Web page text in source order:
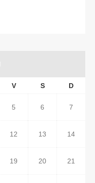
V S D
5 6 7
12 13 14
19 20 21